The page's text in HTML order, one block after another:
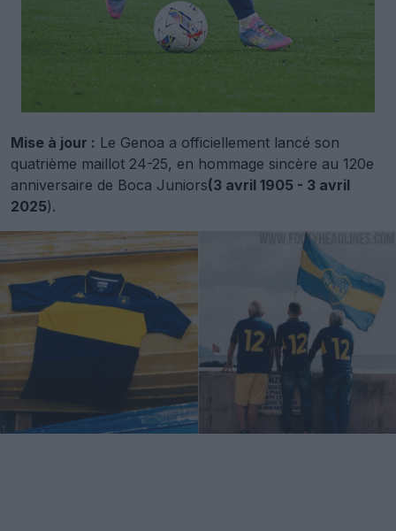
Mise à jour : Le Genoa a officiellement lancé son
quatrième maillot 24-25, en hommage sincère au 120e
anniversaire de Boca Juniors(3 avril 1905 - 3 avril
2025).